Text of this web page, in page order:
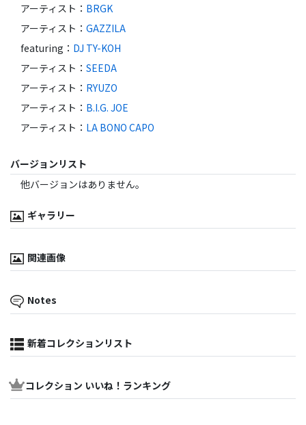
アーティスト ： BRGK
アーティスト ： GAZZILA
featuring ： DJ TY-KOH
アーティスト ： SEEDA
アーティスト ： RYUZO
アーティスト ： B.I.G. JOE
アーティスト ： LA BONO CAPO
バージョンリスト
他バージョンはありません。
ギャラリー
関連画像
Notes
新着コレクションリスト
コレクション いいね！ランキング